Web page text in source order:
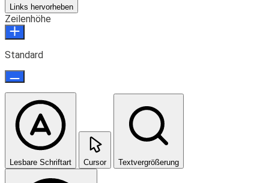
Links hervorheben
Zeilenhöhe
Standard
Lesbare Schriftart Cursor Textvergrößerung